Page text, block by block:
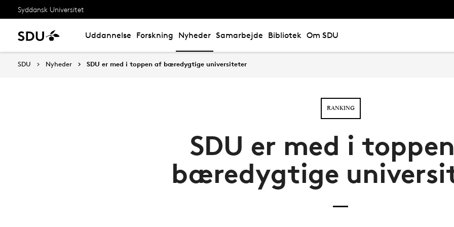
Syddansk Universitet
Uddannelse Forskning Nyheder Samarbejde Bibliotek Om SDU
SDU Nyheder SDU er med i toppen af bæredygtige universiteter
RANKING
SDU er med i
bæredygtige